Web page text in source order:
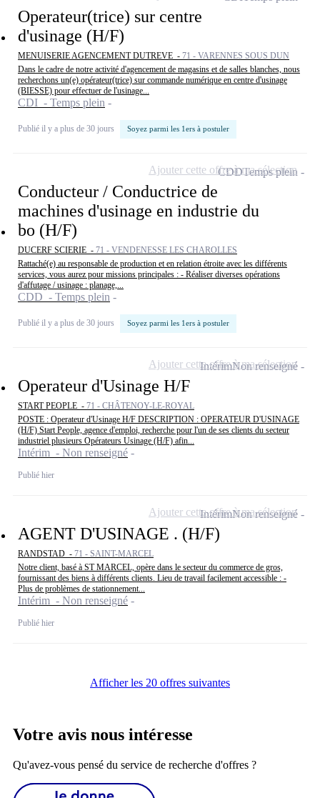
Operateur(trice) sur centre
d'usinage (H/F)
MENUISERIE AGENCEMENT DUTREVE - 71 - VARENNES SOUS DUN
Dans le cadre de notre activité d'agencement de magasins et de salles blanches, nous
recherchons un(e) opérateur(trice) sur commande numérique en centre d'usinage
(BIESSE) pour effectuer de l'usinage...
CDI - Temps plein
Publié il y a plus de 30 jours Soyez parmi les 1ers à postuler
Conducteur / Conductrice de
machines d'usinage en industrie du
bo (H/F)
DUCERF SCIERIE - 71 - VENDENESSE LES CHAROLLES
Rattaché(e) au responsable de production et en relation étroite avec les différents
services, vous aurez pour missions principales : - Réaliser diverses opérations
d'affutage / usinage : planage,...
CDD - Temps plein
Publié il y a plus de 30 jours Soyez parmi les 1ers à postuler
CDDTemps plein
Ajouter cette offre à ma sélection
Operateur d'Usinage H/F
START PEOPLE - 71 - CHÂTENOY-LE-ROYAL
POSTE : Operateur d'Usinage H/F DESCRIPTION : OPERATEUR D'USINAGE
(H/F) Start People, agence d'emploi, recherche pour l'un de ses clients du secteur
industriel plusieurs Opérateurs Usinage (H/F) afin...
Intérim - Non renseigné
Publié hier
IntérimNon renseigné
Ajouter cette offre à ma sélection
AGENT D'USINAGE . (H/F)
RANDSTAD - 71 - SAINT-MARCEL
Notre client, basé à ST MARCEL, opère dans le secteur du commerce de gros,
fournissant des biens à différents clients. Lieu de travail facilement accessible : -
Plus de problèmes de stationnement...
Intérim - Non renseigné
Publié hier
IntérimNon renseigné
Ajouter cette offre à ma sélection
Afficher les 20 offres suivantes
Votre avis nous intéresse
Qu'avez-vous pensé du service de recherche d'offres ?